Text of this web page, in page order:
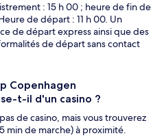
: 15 h 00 ; heure de fin de
de départ : 11 h 00. Un
de départ express ainsi que des
de départ sans contact
Copenhagen
t-il d'un casino ?
de casino, mais vous trouverez
min de marche) à proximité.